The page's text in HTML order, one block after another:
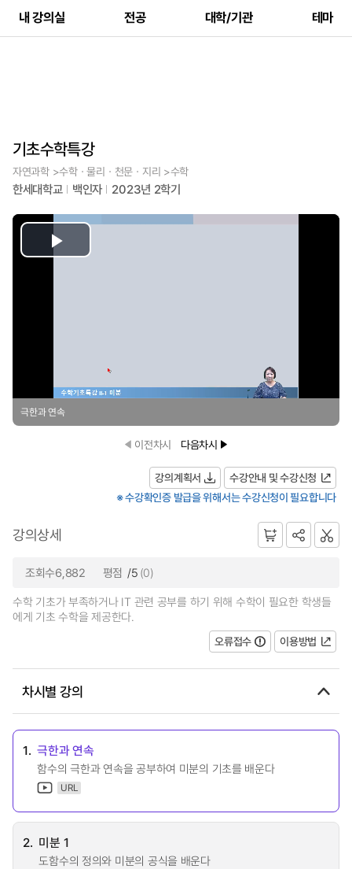
내 강의실 전공 대학/기관 테마
기초수학특강
자연과학 >수학ㆍ물리ㆍ천문ㆍ지리 >수학
한세대학교 백인자 2023년 2학기
Play
극한과 연속
이전차시 다음차시
강의계획서
수강안내 및 수강신청
※ 수강확인증 발급을 위해서는 수강신청이 필요합니다
강의상세
조회수6,882 평점 /5 (0)
수학 기초가 부족하거나 IT 관련 공부를 하기 위해 수학이 필요한 학생들
에게 기초 수학을 제공한다.
오류접수
이용방법
차시별 강의
1. 극한과 연속
함수의 극한과 연속을 공부하여 미분의 기초를 배운다
URL
2. 미분 1
도함수의 정의와 미분의 공식을 배운다